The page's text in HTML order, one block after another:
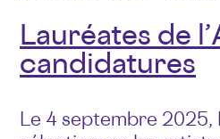
Lauréates de
candidatures
Le 4 septembre 2025,